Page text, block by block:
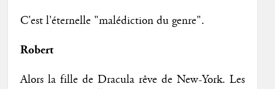
C'est l'éternelle "malédiction du genre".
Robert
Alors la fille de Dracula rêve de New-York. Les